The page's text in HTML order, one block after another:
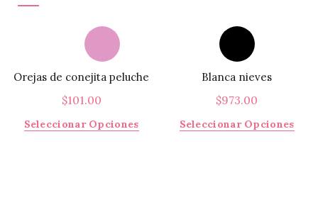
Orejas de conejita peluche
$101.00
Seleccionar OpcionesEste
Blanca nieves
$973.00
Seleccionar OpcionesEste